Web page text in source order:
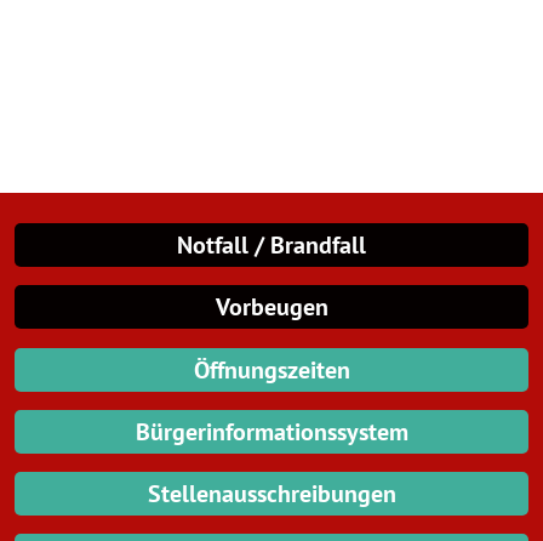
Notfall / Brandfall
Vorbeugen
Öffnungszeiten
Bürgerinformationssystem
Stellenausschreibungen